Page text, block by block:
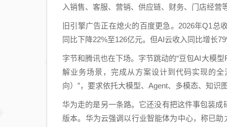
入销售、客服、营销、供应链、财务、门店经营
旧引擎广告正在熄火的百度更急。2026年Q1
同比下降22%至126亿元。但AI云收入同比增长
字节和腾讯也在下场。字节跳动的“豆包AI大模
解业务场景，完成从方案设计到代码实现的
向）”，要求依托大模型、Agent、多模态、知
华为走的是另一条路。它还没有把这件事包装
版本。华为云强调以行业智能体为中心，称已